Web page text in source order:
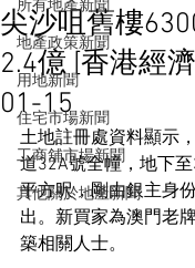
所有地產新聞
地產政策新聞
用地新聞
住宅市場新聞
工商舖市場新聞
其他關於地產新聞
尖沙咀舊樓
2.4億 [香港經
01-15
土地註冊處資料顯示
道32A號全幢，地下
平方呎，剛由銀主身
出。新買家為澳門老
築相關人士。